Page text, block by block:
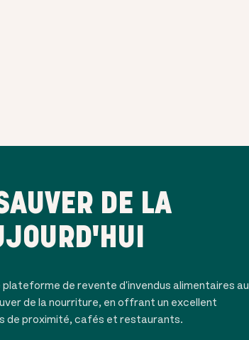
DE LA
de revente d'invendus alimentaires au
de la nourriture, en offrant un excellent
de proximité, cafés et restaurants.